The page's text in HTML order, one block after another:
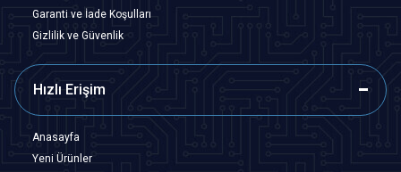
Garanti ve İade Koşulları
Gizlilik ve Güvenlik
Hızlı Erişim
Anasayfa
Yeni Ürünler